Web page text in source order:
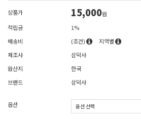
상품가 15,000원
적립금
1%
배송비
(조건)
지역별
제조사
삼덕사
원산지
한국
브랜드
삼덕사
옵션